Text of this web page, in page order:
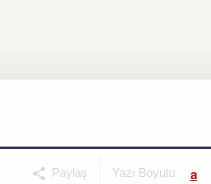
Yazı Boyutu a
Paylaş